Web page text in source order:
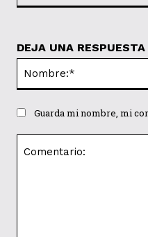
DEJA UNA RESPUESTA
Guarda mi nombre, mi